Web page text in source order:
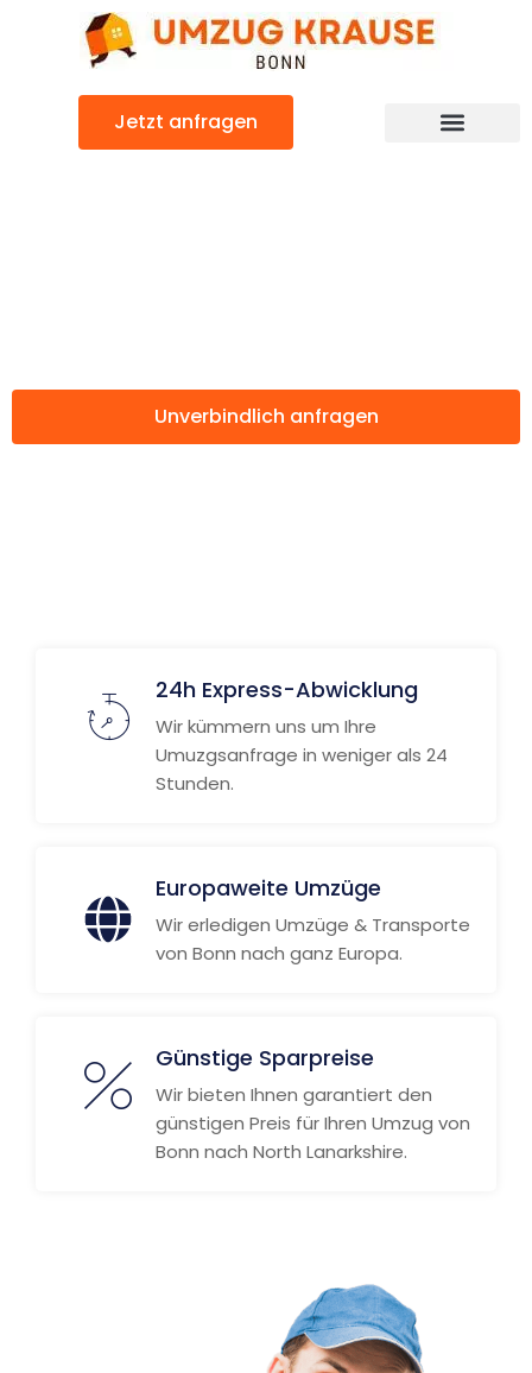
Jetzt anfragen
Unverbindlich anfragen
24h Express-Abwicklung
Wir kümmern uns um Ihre
Umuzgsanfrage in weniger als 24
Stunden.
Europaweite Umzüge
Wir erledigen Umzüge & Transporte
von Bonn nach ganz Europa.
Günstige Sparpreise
Wir bieten Ihnen garantiert den
günstigen Preis für Ihren Umzug von
Bonn nach North Lanarkshire.